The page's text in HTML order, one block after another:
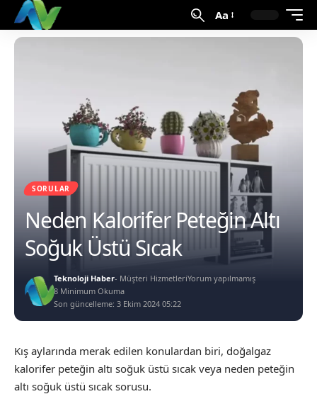
Aa
SORULAR
Neden Kalorifer Peteğin Altı
Soğuk Üstü Sıcak
Son güncelleme: 3 Ekim 2024 05:22
Teknoloji Haber- Müşteri HizmetleriYorum yapılmamış
8 Minimum Okuma
Kış aylarında merak edilen konulardan biri, doğalgaz
kalorifer peteğin altı soğuk üstü sıcak veya neden peteğin
altı soğuk üstü sıcak sorusu.